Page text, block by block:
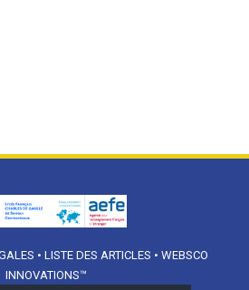
• LISTE DES ARTICLES • WEBSCO
INNOVATIONS™